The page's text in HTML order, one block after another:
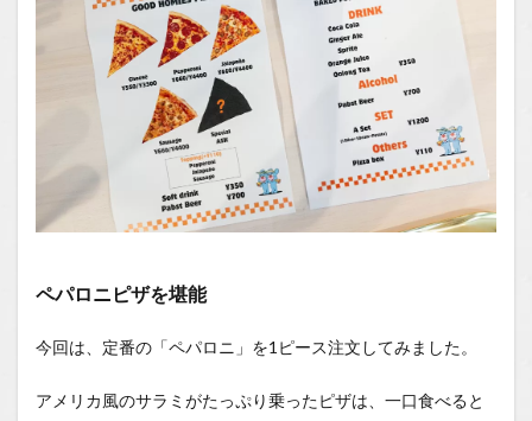
ペパロニピザを堪能
今回は、定番の「ペパロニ」を1ピース注文してみました。
アメリカ風のサラミがたっぷり乗ったピザは、一口食べると